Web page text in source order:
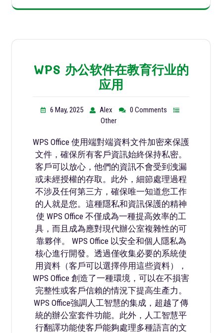
WPS 办公软件在教育行业的
应用
6 May, 2025 Alex
0 Comments
Other
WPS Office 使用端對端資料文件加密來保護
文件，確保所有客戶資訊始終保持私密。
客戶可以放心，他們的資訊不會受到洩漏
或未經授權的存取。此外，細節處理過程
不涉及任何第三方，確保唯一知道您工作
的人就是您。這種隱私和資訊保護的精神
使 WPS Office 不僅成為一種提高效率的工
具，而且成為應對現代辦公室複雜性的可
靠夥伴。 WPS Office 以安全和個人隱私為
核心進行開發。透過僅收集必要的系統使
用資料（客戶可以選擇停用這些資料），
WPS Office 創造了一種環境，可以在不損害
完整性或客戶信賴的情況下提高生產力。
WPS Office強調人工智慧的集成，超越了傳
統的辦公室套件功能。此外，人工智慧平
行翻譯功能使客戶能夠處理多種語言的文